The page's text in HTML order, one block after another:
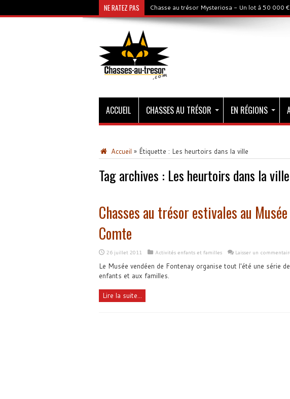
NE RATEZ PAS Chasse au trésor Mysteriosa - Un lot à 50 000 €
ACCUEIL CHASSES AU TRÉSOR EN RÉGIONS
Accueil » Étiquette : Les heurtoirs dans la ville
Tag archives : Les heurtoirs dans la ville
Chasses au trésor estivales au
Comte
26 juillet 2011 Activités enfants et familles Laisser un
Le Musée vendéen de Fontenay organise tout l'été une série
enfants et aux familles.
Lire la suite...